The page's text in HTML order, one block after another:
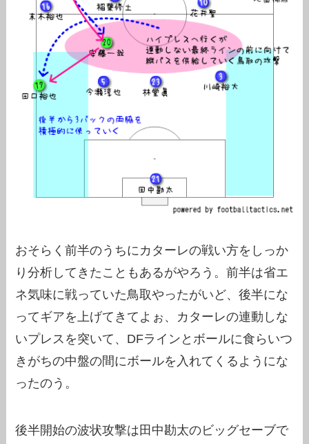
おそらく前半のうちにカターレの戦い方をしっか
り分析してきたこともあるがやろう。前半は省エ
ネ気味に戦っていた鳥取やったがいど、後半にな
ってギアを上げてきてよぉ、カターレの連動しな
いプレスを突いて、DFラインとボールに食らいつ
きがちの中盤の間にボールを入れてくるようにな
ったのう。
後半開始の波状攻撃は田中勘太のビッグセーブで